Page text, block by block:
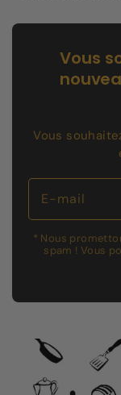
Vous
Vous
E-mail
* Nous
spam ! Vous